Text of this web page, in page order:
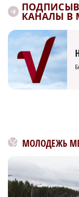
КАНАЛЫ В
МОЛОДЕЖЬ